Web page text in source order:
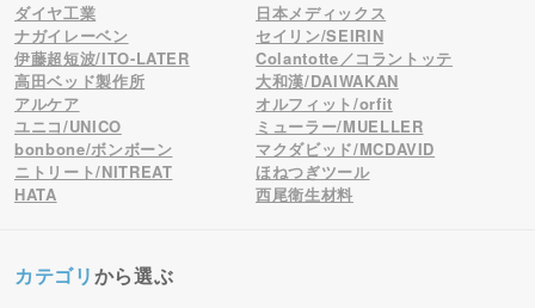
ダイヤ工業
日本メディックス
ナガイレーベン
セイリン/SEIRIN
伊藤超短波/ITO-LATER
Colantotte／コラントッテ
高田ベッド製作所
大和漢/DAIWAKAN
アルケア
オルフィット/orfit
ユニコ/UNICO
ミューラー/MUELLER
bonbone/ボンボーン
マクダビッド/MCDAVID
ニトリート/NITREAT
ほねつぎツール
HATA
西尾衛生材料
カテゴリから選ぶ